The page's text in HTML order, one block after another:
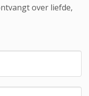
over liefde,